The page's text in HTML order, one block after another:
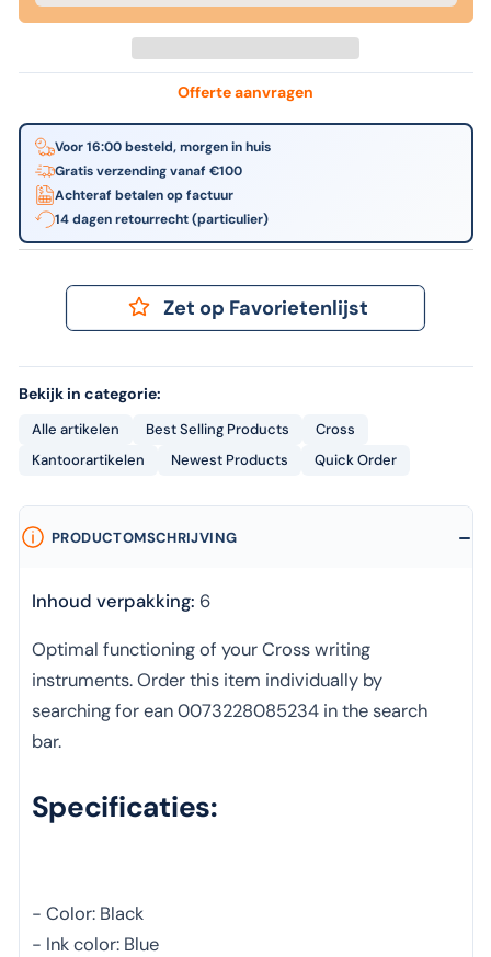
zwart
|
m
zwart
Offerte aanvragen
Voor 16:00 besteld, morgen in huis
Gratis verzending vanaf €100
Achteraf betalen op factuur
14 dagen retourrecht (particulier)
Zet op Favorietenlijst
Bekijk in categorie:
Alle artikelen Best Selling Products
Cross
Kantoorartikelen
Newest Products Quick Order
PRODUCTOMSCHRIJVING
Inhoud verpakking: 6
Optimal functioning of your Cross writing
instruments. Order this item individually by
searching for ean 0073228085234 in the search
bar.
Specificaties:
- Color: Black
- Ink color: Blue